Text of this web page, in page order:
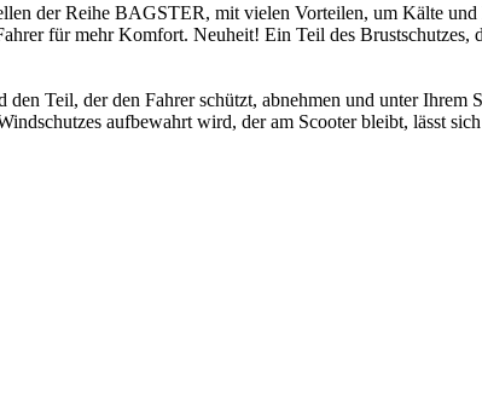
der Reihe BAGSTER, mit vielen Vorteilen, um Kälte
für mehr Komfort. Neuheit! Ein Teil des
Teil, der den Fahrer schützt, abnehmen und unter
aufbewahrt wird, der am Scooter bleibt, lässt